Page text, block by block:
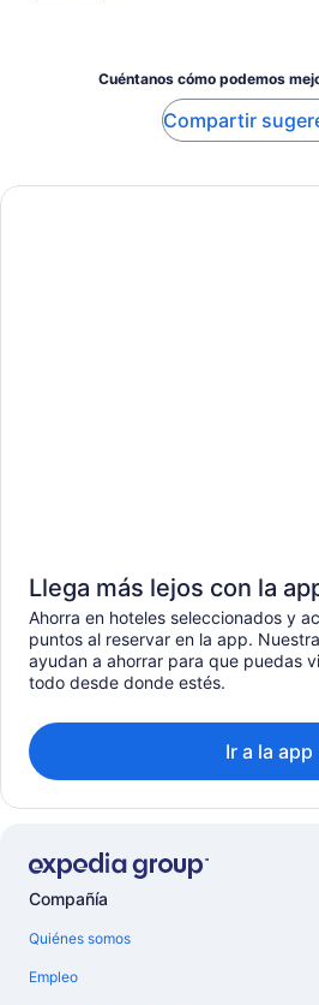
Cuéntanos cómo podemos
Compartir
Llega más lejos con la
Ahorra en hoteles seleccionados y
puntos al reservar en la app.
ayudan a ahorrar para que puedas
todo desde donde estés.
Ir a la app
Compañía
Quiénes somos
Empleo